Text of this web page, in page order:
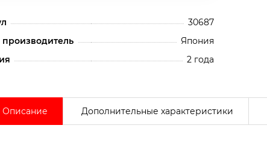
30687
производитель
Япония
2 года
Описание Дополнительные характеристики